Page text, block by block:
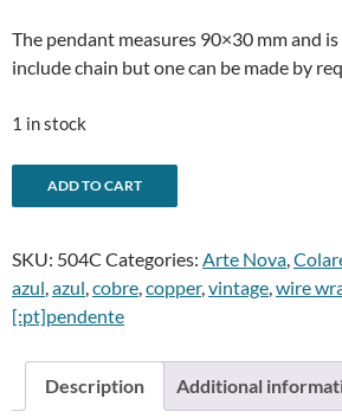
The pendant measures 90×30 mm and
include chain but one can be made by
1 in stock
Pendente
Chave
Nova
em
cobre
apatite
-
ADD TO CART
e
r
t
i
SKU: 504C Categories: Arte Nova,
azul,azul,cobre,copper,vintage,wire
[:pt]pendente
Description Additional